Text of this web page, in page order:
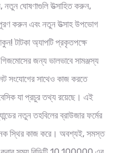
ঘোষণাগুলি উত্সাহিত করুন,
করুন এবং নতুন উত্সাহ উপভোগ
টাটকা অ্যাপটি প্রকৃতপক্ষে
জন্য ভালভাবে সামঞ্জস্য
সংযোগের সাথেও কাজ করতে
বেসিক যা প্রচুর তথ্য রয়েছে। এই
নতুন তহবিলের ব্রাউজার ফর্মের
স্থির কাজ করে। অবশ্যই, সমস্ত